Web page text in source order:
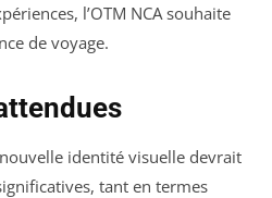
l’OTM NCA souhaite
de voyage.
identité visuelle devrait
tant en termes